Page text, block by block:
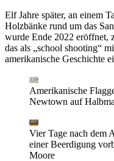
Elf Jahre später, an einem
Holzbänke rund um das
wurde Ende 2022 eröffnet,
das als „school shooting“
amerikanische Geschichte
Amerikanische
Newtown auf
Vier Tage nach dem
einer Beerdigung
Moore